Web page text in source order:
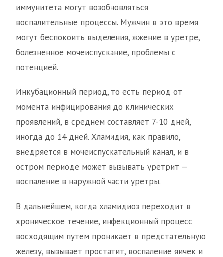
иммунитета могут возобновляться
воспалительные процессы. Мужчин в это время
могут беспокоить выделения, жжение в уретре,
болезненное мочеиспускание, проблемы с
потенцией.
Инкубационный период, то есть период от
момента инфицирования до клинических
проявлений, в среднем составляет 7-10 дней,
иногда до 14 дней. Хламидия, как правило,
внедряется в мочеиспускательный канал, и в
остром периоде может вызывать уретрит —
воспаление в наружной части уретры.
В дальнейшем, когда хламидиоз переходит в
хроническое течение, инфекционный процесс
восходящим путем проникает в предстательную
железу, вызывает простатит, воспаление яичек и